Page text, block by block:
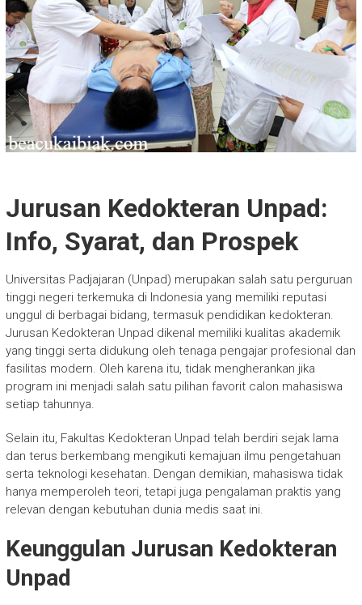
Jurusan Kedokteran Unpad:
Info, Syarat, dan Prospek
Universitas Padjajaran (Unpad) merupakan salah satu perguruan
tinggi negeri terkemuka di Indonesia yang memiliki reputasi
unggul di berbagai bidang, termasuk pendidikan kedokteran.
Jurusan Kedokteran Unpad dikenal memiliki kualitas akademik
yang tinggi serta didukung oleh tenaga pengajar profesional dan
fasilitas modern. Oleh karena itu, tidak mengherankan jika
program ini menjadi salah satu pilihan favorit calon mahasiswa
setiap tahunnya.
Selain itu, Fakultas Kedokteran Unpad telah berdiri sejak lama
dan terus berkembang mengikuti kemajuan ilmu pengetahuan
serta teknologi kesehatan. Dengan demikian, mahasiswa tidak
hanya memperoleh teori, tetapi juga pengalaman praktis yang
relevan dengan kebutuhan dunia medis saat ini.
Keunggulan Jurusan Kedokteran
Unpad